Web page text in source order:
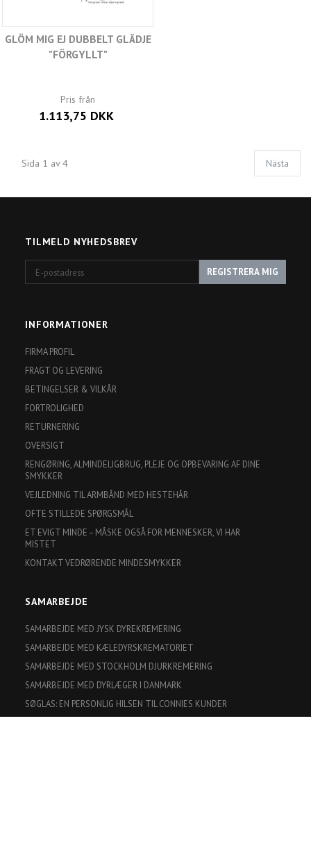
GLÖM MIG EJ DUBBELT GLÄDJE
"FÖRGYLLT"
Pris från
1.113,75 DKK
Sida 1 av 4 Nästa
TILMELD NYHEDSBREV
postadress
REGISTRERA MIG
INFORMATIONER
FIRMA PROFIL
FRAGT OG LEVERING
BETINGELSER & VILKÅR
FORTROLIGHED
RETURNERING
OVERSIGT
RENGØRING, ALMINDELIGBRUG, PLEJE OG OPBEVARING AF DINE
SMYKKER
VEJLEDNING TIL ARMBÅND MED HESTEHÅR
OFTE STILLEDE SPØRGSMÅL
ET EVIGT MINDE – MÅSKE OGSÅ FOR MENNESKER, VI HAR
MISTET
KONTAKT VEDRØRENDE MINDESMYKKER
SAMARBEJDE
SAMARBEJDE MED JYSK DYREKREMERING
SAMARBEJDE MED KÆLEDYRSKREMATORIET
SAMARBEJDE MED STOCKHOLM DJURKREMERING
SAMARBEJDE MED DYRLÆGER I DANMARK
SØGLAS: EN PERSONLIG HILSEN TIL CONNIES KUNDER